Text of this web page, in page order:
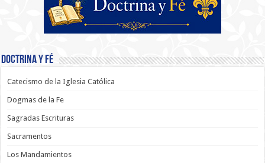
Doctrina y Fé
Catecismo de la Iglesia Católica
Dogmas de la Fe
Sagradas Escrituras
Sacramentos
Los Mandamientos